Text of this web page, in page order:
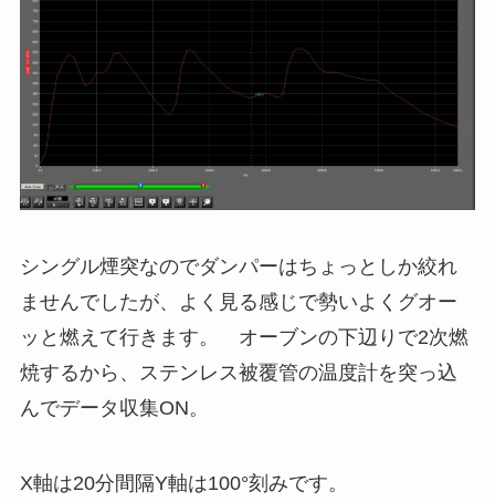
シングル煙突なのでダンパーはちょっとしか絞れ
ませんでしたが、よく見る感じで勢いよくグオー
ッと燃えて行きます。 オーブンの下辺りで2次燃
焼するから、ステンレス被覆管の温度計を突っ込
んでデータ収集ON。
X軸は20分間隔Y軸は100°刻みです。